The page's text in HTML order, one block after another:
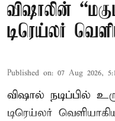
விஷாலின்
டிரெய்லர்
Published on: 07 Aug 2026,
விஷால் நடிப்பில்
டிரெய்லர்